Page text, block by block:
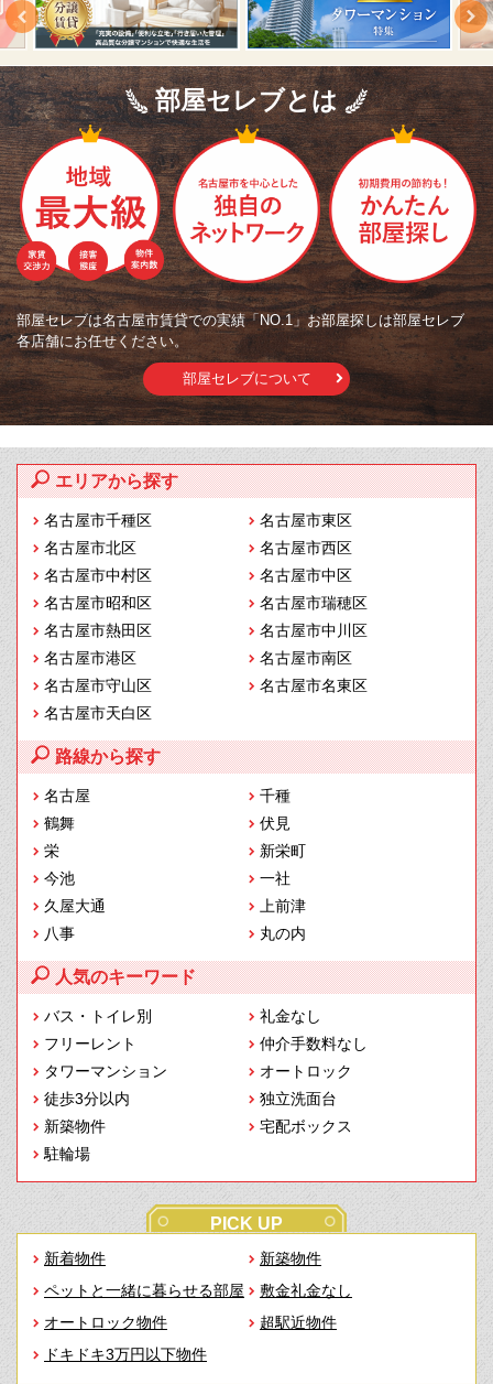
部屋セレブとは
部屋セレブは名古屋市賃貸での実績「NO.1」お部屋探しは部屋セレブ
各店舗にお任せください。
部屋セレブについて
エリアから探す
名古屋市千種区
名古屋市東区
名古屋市北区
名古屋市西区
名古屋市中村区
名古屋市中区
名古屋市昭和区
名古屋市瑞穂区
名古屋市熱田区
名古屋市中川区
名古屋市港区
名古屋市南区
名古屋市守山区
名古屋市名東区
名古屋市天白区
路線から探す
名古屋
千種
鶴舞
伏見
栄
新栄町
今池
一社
久屋大通
上前津
八事
丸の内
人気のキーワード
バス・トイレ別
礼金なし
フリーレント
仲介手数料なし
タワーマンション
オートロック
徒歩3分以内
独立洗面台
新築物件
宅配ボックス
駐輪場
PICK UP
新着物件
新築物件
ペットと一緒に暮らせる部屋
敷金礼金なし
オートロック物件
超駅近物件
ドキドキ3万円以下物件